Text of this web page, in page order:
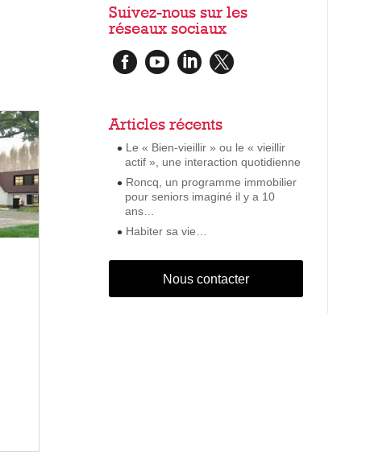
Suivez-nous sur les
réseaux sociaux
   
Articles récents
Le « Bien-vieillir » ou le « vieillir
actif », une interaction quotidienne
Roncq, un programme immobilier
pour seniors imaginé il y a 10
ans…
Habiter sa vie…
Nous contacter